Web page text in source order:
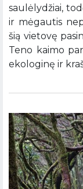
saulėlydžiai,
ir mėgautis
šią vietovę
Teno kaimo
ekologinę ir